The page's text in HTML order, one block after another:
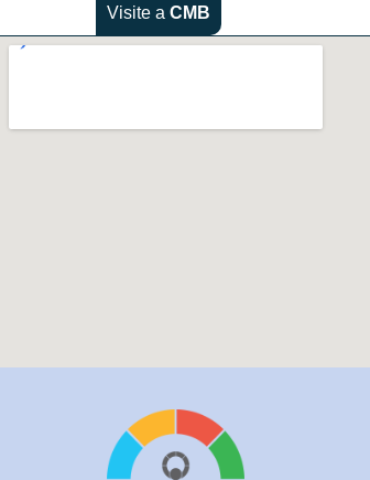
Visite a CMB